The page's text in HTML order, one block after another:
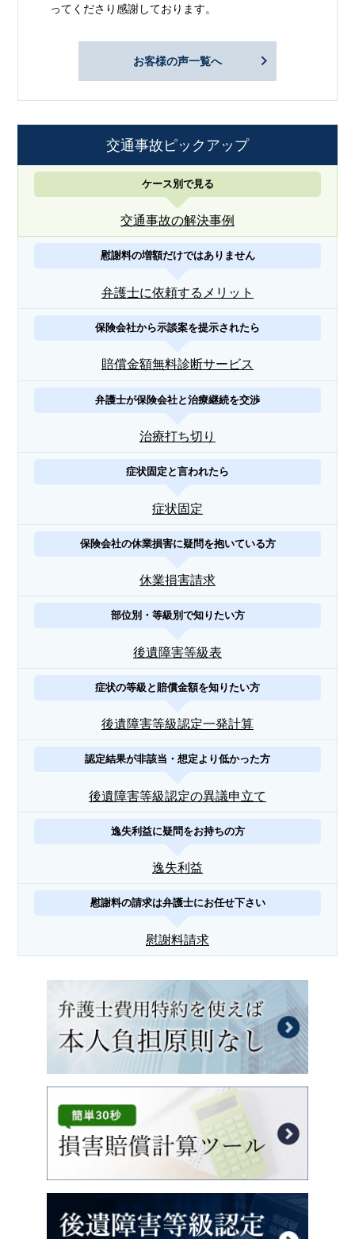
ってくださり感謝しております。
お客様の声一覧へ
交通事故ピックアップ
ケース別で見る
交通事故の解決事例
慰謝料の増額だけではありません
弁護士に依頼するメリット
保険会社から示談案を提示されたら
賠償金額無料診断サービス
弁護士が保険会社と治療継続を交渉
治療打ち切り
症状固定と言われたら
症状固定
保険会社の休業損害に疑問を抱いている方
休業損害請求
部位別・等級別で知りたい方
後遺障害等級表
症状の等級と賠償金額を知りたい方
後遺障害等級認定一発計算
認定結果が非該当・想定より低かった方
後遺障害等級認定の異議申立て
逸失利益に疑問をお持ちの方
逸失利益
慰謝料の請求は弁護士にお任せ下さい
慰謝料請求